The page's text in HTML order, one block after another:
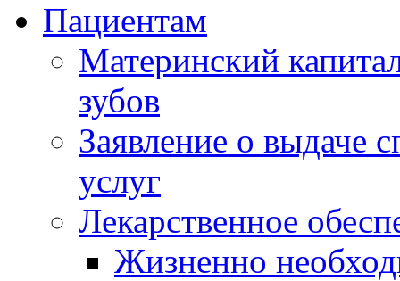
Пациентам
Материнский
зубов
Заявление о выдаче
услуг
Лекарственное
Жизненно